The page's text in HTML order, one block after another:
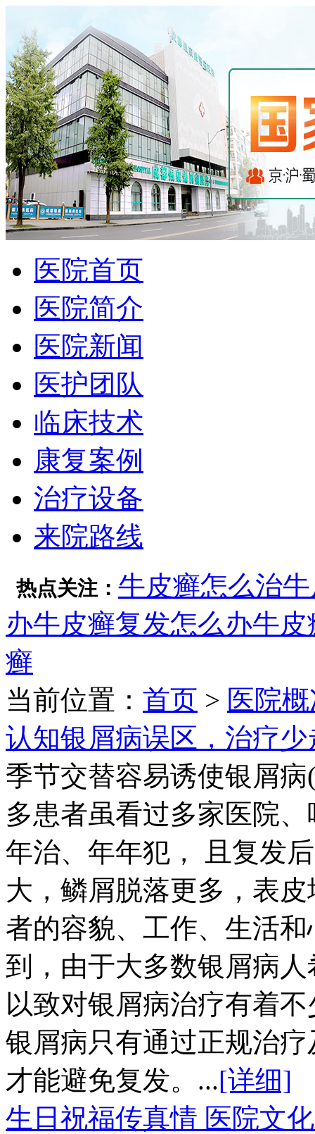
医院首页
医院简介
医院新闻
医护团队
临床技术
康复案例
治疗设备
来院路线
热点关注： 牛皮癣怎么治
办牛皮癣复发怎么办牛皮
癣
当前位置： 首页 > 医院
认知银屑病误区，治疗少
季节交替容易诱使银屑
多患者虽看过多家医院
年治、年年犯， 且复发
大，鳞屑脱落更多，表
者的容貌、工作、生活
到，由于大多数银屑病
以致对银屑病治疗有着
银屑病只有通过正规治
才能避免复发。...[详细]
生日祝福传真情 医院文